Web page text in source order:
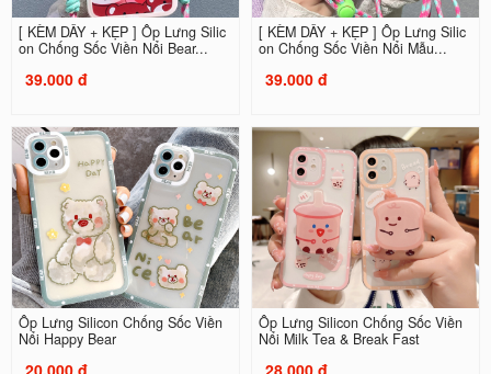
[ KÈM DÂY + KẸP ] Ốp Lưng Silic
on Chống Sốc Viền Nổi Bear...
39.000 đ
[ KÈM DÂY + KẸP ] Ốp Lưng Silic
on Chống Sốc Viền Nổi Mẫu...
39.000 đ
Ốp Lưng Silicon Chống Sốc Viền
Nổi Happy Bear
20.000 đ
Ốp Lưng Silicon Chống Sốc Viền
Nổi Milk Tea & Break Fast
28.000 đ